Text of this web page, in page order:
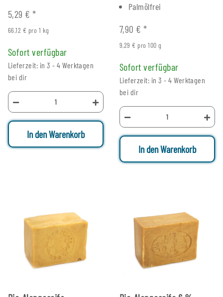
5,29 €*
66,12 € pro 1 kg
Sofort verfügbar
Lieferzeit: in 3 - 4 Werktagen
bei dir
In den Warenkorb
Palmölfrei
7,90 €*
9,29 € pro 100 g
Sofort verfügbar
Lieferzeit: in 3 - 4 Werktagen
bei dir
In den Warenkorb